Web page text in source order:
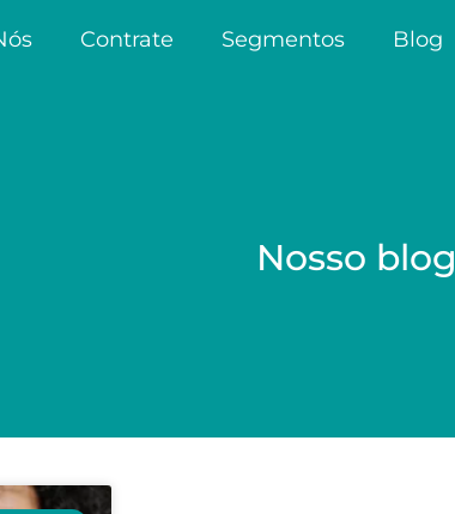
Contrate Segmentos Blog
Nosso blog